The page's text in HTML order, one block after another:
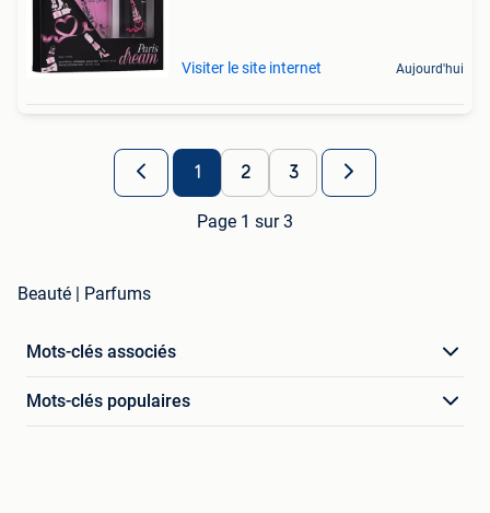
Visiter le site internet Aujourd'hui
1 2 3
Page 1 sur 3
Beauté | Parfums
Mots-clés associés
Mots-clés populaires